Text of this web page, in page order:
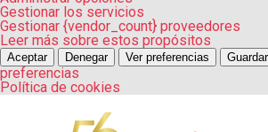
Gestionar los servicios
Gestionar {vendor_count} proveedores
Leer más sobre estos propósitos
Aceptar Denegar Ver preferencias
preferencias
Política de cookies